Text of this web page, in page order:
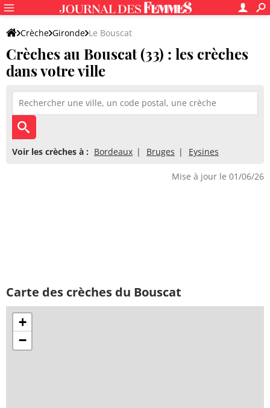
Crèche Gironde Le Bouscat
Crèches au Bouscat (33) : les crèches
dans votre ville
Voir les crèches à : Bordeaux Bruges Eysines
Mise à jour le 01/06/26
Carte des crèches du Bouscat
+
−